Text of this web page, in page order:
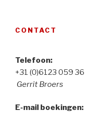
CONTACT
Telefoon:
+31 (0)6123 059 36
Gerrit Broers
E-mail boekingen: